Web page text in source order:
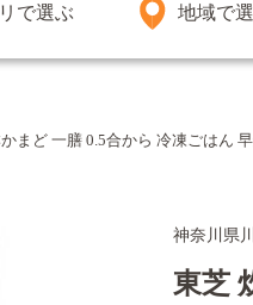
で選ぶ 地域で
まど 一膳 0.5合から 冷凍ごはん
神奈川県
東芝